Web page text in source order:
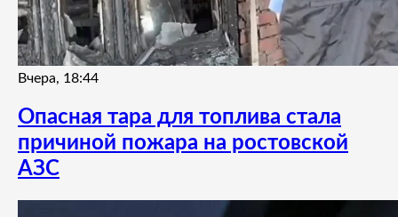
Вчера, 18:44
Опасная тара для топлива стала
причиной пожара на ростовской
АЗС